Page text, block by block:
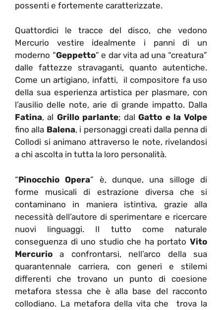
possenti e fortemente caratterizzate.
Quattordici le tracce del disco, che vedono
Mercurio vestire idealmente i panni di un
moderno “Geppetto” e dar vita ad una “creatura”
dalle fattezze stravaganti, quanto autentiche.
Come un artigiano, infatti, il compositore fa uso
della sua esperienza artistica per plasmare, con
l’ausilio delle note, arie di grande impatto. Dalla
Fatina, al Grillo parlante; dalGatto e la Volpe
fino alla Balena, i personaggi creati dalla penna di
Collodi si animano attraverso le note, rivelandosi
a chi ascolta in tutta la loro personalità.
“Pinocchio Opera” è, dunque, una silloge di
forme musicali di estrazione diversa che si
contaminano in maniera istintiva, grazie alla
necessità dell’autore di sperimentare e ricercare
nuovi linguaggi. Il tutto come naturale
conseguenza di uno studio che ha portato Vito
Mercurio a confrontarsi, nell’arco della sua
quarantennale carriera, con generi e stilemi
differenti che trovano un punto di coesione
metafora stessa che è alla base del racconto
collodiano. La metafora della vita che trova la